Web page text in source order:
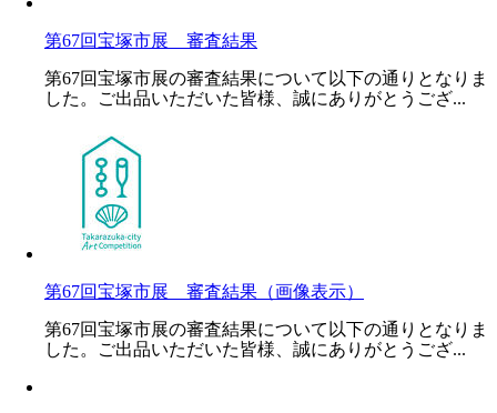
第67回宝塚市展 審査結果
第67回宝塚市展の審査結果について以下の通りとなりま
した。ご出品いただいた皆様、誠にありがとうござ...
第67回宝塚市展 審査結果（画像表示）
第67回宝塚市展の審査結果について以下の通りとなりま
した。ご出品いただいた皆様、誠にありがとうござ...